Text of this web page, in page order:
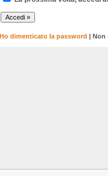
Ho dimenticato la password |